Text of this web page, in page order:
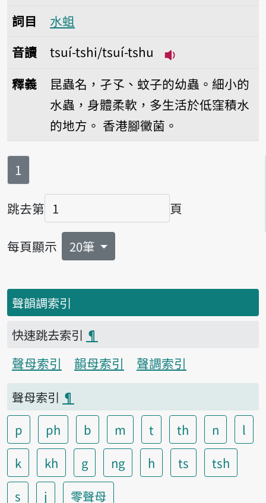
詞目
水蛆
音讀
tsuí-tshi/tsuí-tshu
釋義
昆蟲名，孑孓、蚊子的幼蟲。細小的
水蟲，身體柔軟，多生活於低窪積水
的地方。 香港腳黴菌。
第
1
跳去第
頁碼
頁
每頁顯示 20筆
聲韻調索引
快速跳去索引 ¶
聲母索引
韻母索引
聲調索引
聲母索引 ¶
p
ph b m t th n
l
k
kh g ng h ts
tsh
s
j 零聲母